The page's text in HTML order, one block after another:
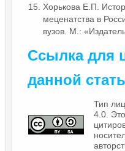
Хорькова Е.П.
меценатства в
вузов. М.:
Ссылка для
данной
Тип
4.0.